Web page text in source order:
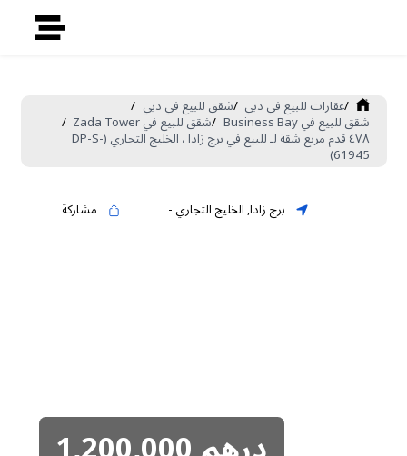
/عقارات للبيع في دبي /شقق للبيع في دبي /
شقق للبيع في Business Bay /شقق للبيع في Zada Tower /
٤٧٨ قدم مربع شقة لـ للبيع في برج زادا ، الخليج التجاري (DP-S-
61945)
برج زادا,الخليج التجاري- مشاركة